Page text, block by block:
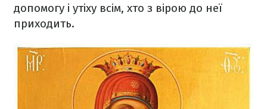
допомогу і утіху всім, хто з вірою до неї
приходить.